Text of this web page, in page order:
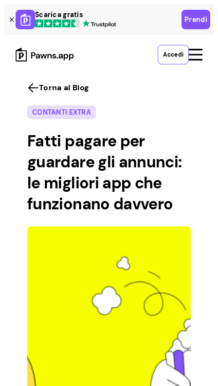
Skip
to
content
Scarica gratis
Prendi
Accedi
Torna al Blog
CONTANTI EXTRA
Fatti pagare per
guardare gli annunci:
le migliori app che
funzionano davvero